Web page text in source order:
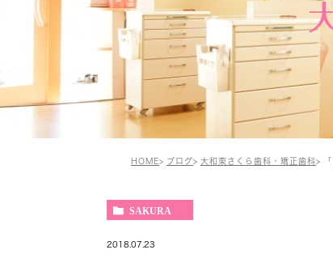
HOME ブログ 大和東さくら歯科・矯正歯科
SAKURA
2018.07.23